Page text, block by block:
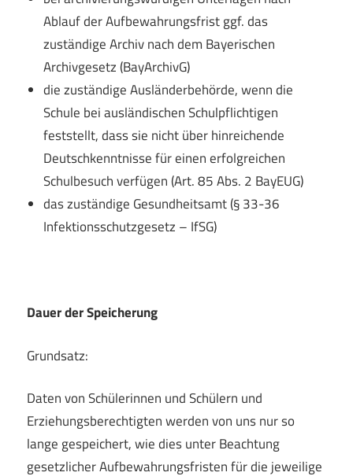
Ablauf der Aufbewahrungsfrist ggf. das
zuständige Archiv nach dem Bayerischen
Archivgesetz (BayArchivG)
die zuständige Ausländerbehörde, wenn die
Schule bei ausländischen Schulpflichtigen
feststellt, dass sie nicht über hinreichende
Deutschkenntnisse für einen erfolgreichen
Schulbesuch verfügen (Art. 85 Abs. 2 BayEUG)
das zuständige Gesundheitsamt (§ 33-36
Infektionsschutzgesetz – IfSG)
Dauer der Speicherung
Grundsatz:
Daten von Schülerinnen und Schülern und
Erziehungsberechtigten werden von uns nur so
lange gespeichert, wie dies unter Beachtung
gesetzlicher Aufbewahrungsfristen für die jeweilige